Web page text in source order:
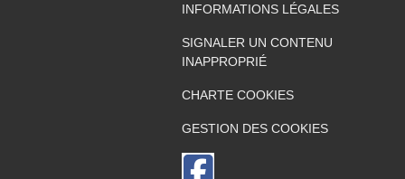
INFORMATIONS LÉGALES
SIGNALER UN CONTENU
INAPPROPRIÉ
CHARTE COOKIES
GESTION DES COOKIES